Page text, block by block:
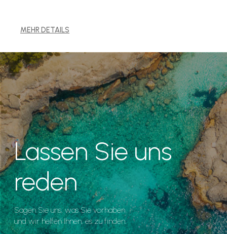
MEHR DETAILS
Lassen Sie uns
reden
Sagen Sie uns, was Sie vorhaben
und wir helfen Ihnen, es zu finden.